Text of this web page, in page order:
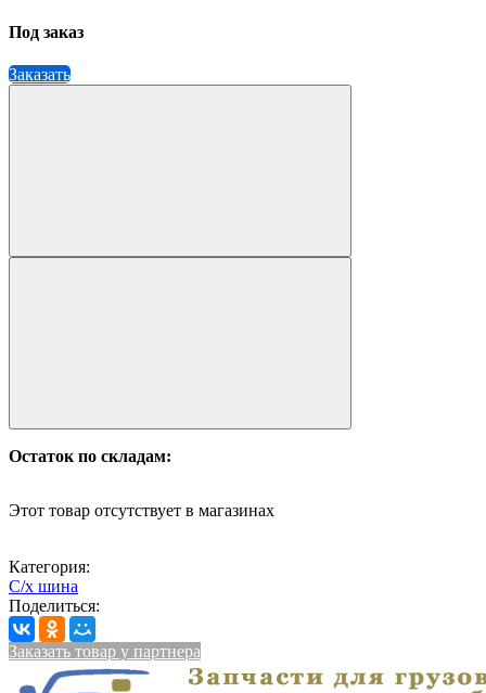
Под заказ
Заказать
Остаток по складам:
Этот товар отсутствует в магазинах
Категория:
С/х шина
Поделиться:
Заказать товар у партнера